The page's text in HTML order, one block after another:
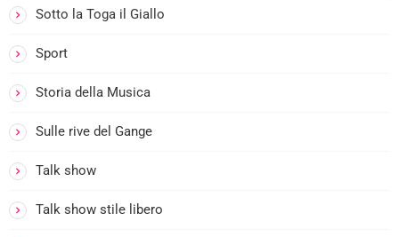
Sotto la Toga il Giallo
Sport
Storia della Musica
Sulle rive del Gange
Talk show
Talk show stile libero